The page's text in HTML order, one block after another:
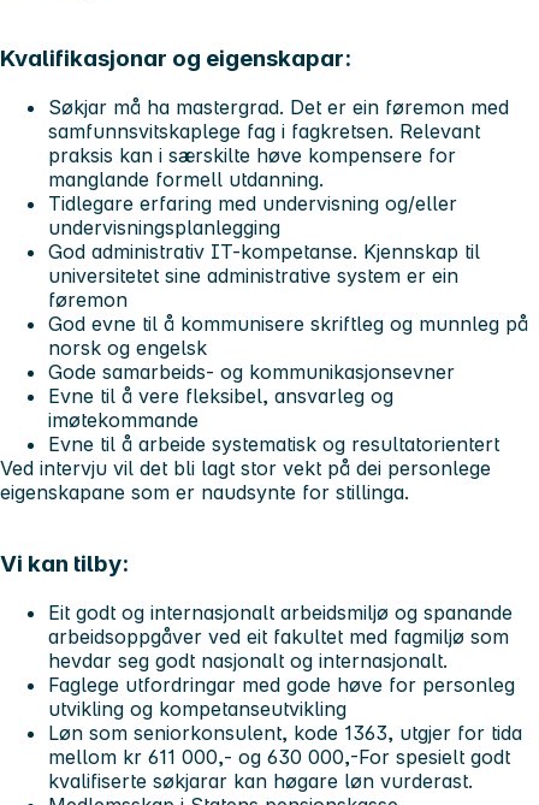
Kvalifikasjonar og eigenskapar:
Søkjar må ha mastergrad. Det er ein føremon med
samfunnsvitskaplege fag i fagkretsen. Relevant
praksis kan i særskilte høve kompensere for
manglande formell utdanning.
Tidlegare erfaring med undervisning og/eller
undervisningsplanlegging
God administrativ IT-kompetanse. Kjennskap til
universitetet sine administrative system er ein
føremon
God evne til å kommunisere skriftleg og munnleg på
norsk og engelsk
Gode samarbeids- og kommunikasjonsevner
Evne til å vere fleksibel, ansvarleg og
imøtekommande
Evne til å arbeide systematisk og resultatorientert
Ved intervju vil det bli lagt stor vekt på dei personlege
eigenskapane som er naudsynte for stillinga.
Vi kan tilby:
Eit godt og internasjonalt arbeidsmiljø og spanande
arbeidsoppgåver ved eit fakultet med fagmiljø som
hevdar seg godt nasjonalt og internasjonalt.
Faglege utfordringar med gode høve for personleg
utvikling og kompetanseutvikling
Løn som seniorkonsulent, kode 1363, utgjer for tida
mellom kr 611 000,- og 630 000,-For spesielt godt
kvalifiserte søkjarar kan høgare løn vurderast.